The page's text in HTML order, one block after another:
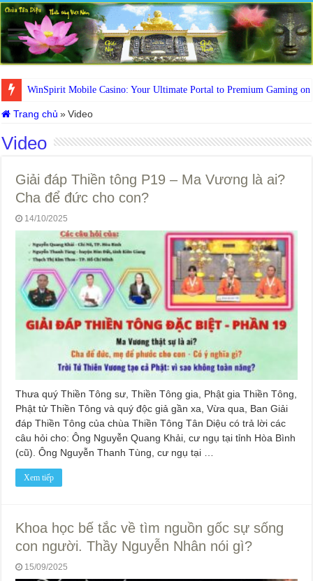
WinSpirit Mobile Casino: Your Ultimate Portal to Premium Gaming on
Trang chủ » Video
Video
Giải đáp Thiền tông P19 – Ma Vương là ai?
Cha để đức cho con?
14/10/2025
Thưa quý Thiền Tông sư, Thiền Tông gia, Phật gia Thiền Tông,
Phật tử Thiền Tông và quý độc giả gần xa, Vừa qua, Ban Giải
đáp Thiền Tông của chùa Thiền Tông Tân Diệu có trả lời các
câu hỏi cho: Ông Nguyễn Quang Khải, cư ngụ tại tỉnh Hòa Bình
(cũ). Ông Nguyễn Thanh Tùng, cư ngụ tại …
Xem tiếp
Khoa học bế tắc về tìm nguồn gốc sự sống
con người. Thầy Nguyễn Nhân nói gì?
15/09/2025